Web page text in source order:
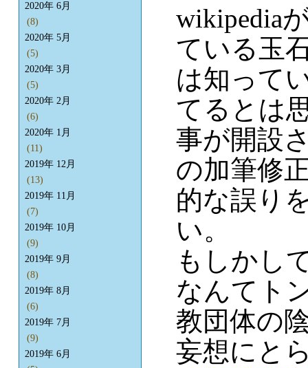
wikipedia
ている玉
は知って
てるとは
事が開設
の加筆修
的な誤り
い。
もしかし
なんてト
教団体の
妄想にと
2020年 6月
(8)
2020年 5月
(5)
2020年 3月
(5)
2020年 2月
(6)
2020年 1月
(11)
2019年 12月
(13)
2019年 11月
(7)
2019年 10月
(9)
2019年 9月
(8)
2019年 8月
(6)
2019年 7月
(9)
2019年 6月